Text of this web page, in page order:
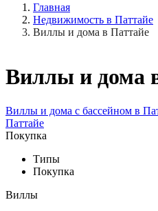
Главная
Недвижимость в Паттайе
Виллы и дома в Паттайе
Виллы и дома
Виллы и дома с бассейном в
Паттайе
Покупка
Типы
Покупка
Виллы